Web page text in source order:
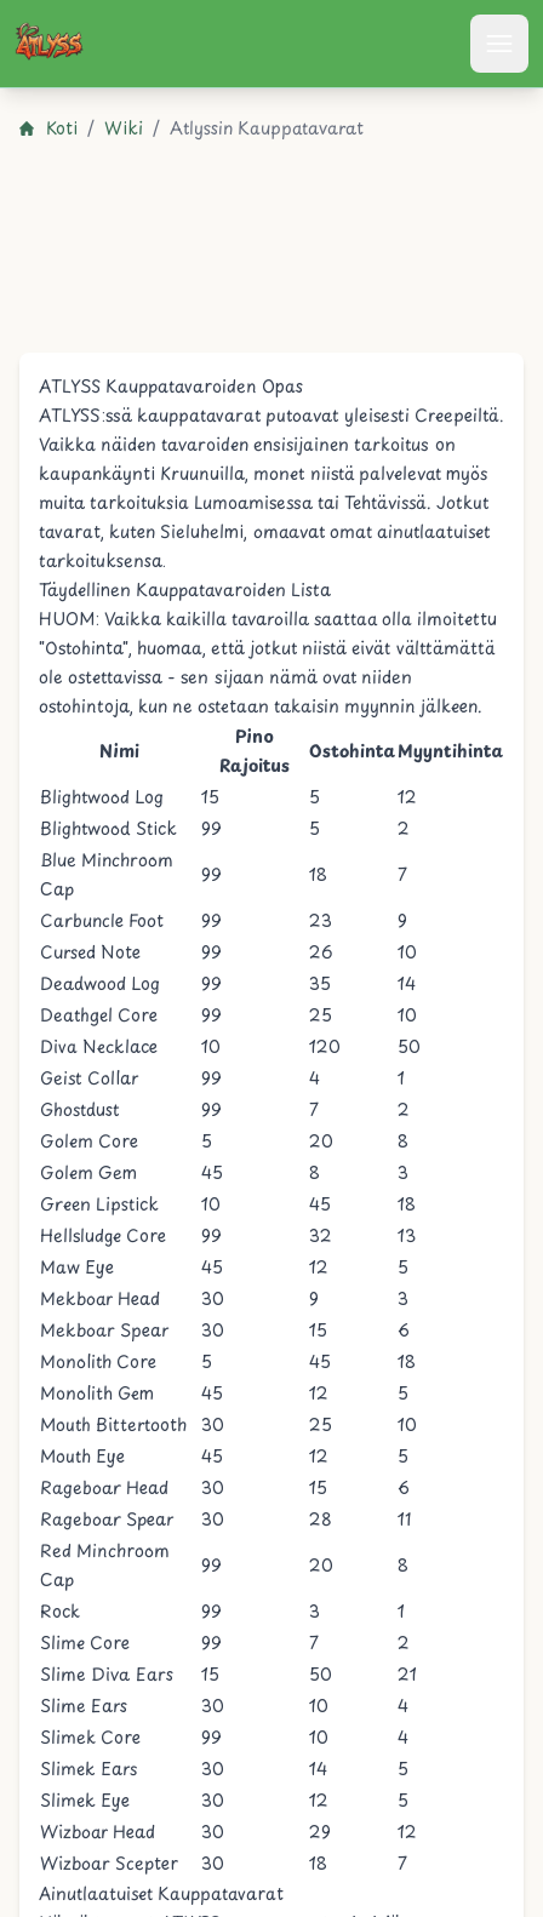
Atlyss
Koti / Wiki / Atlyssin Kauppatavarat
ATLYSS Kauppatavaroiden Opas
ATLYSS:ssä kauppatavarat putoavat yleisesti Creepeiltä.
Vaikka näiden tavaroiden ensisijainen tarkoitus on
kaupankäynti Kruunuilla, monet niistä palvelevat myös
muita tarkoituksia Lumoamisessatai Tehtävissä. Jotkut
tavarat, kuten Sieluhelmi, omaavat omat ainutlaatuiset
tarkoituksensa.
Täydellinen Kauppatavaroiden Lista
HUOM: Vaikka kaikilla tavaroilla saattaa olla ilmoitettu
"Ostohinta", huomaa, että jotkut niistä eivät välttämättä
ole ostettavissa - sen sijaan nämä ovat niiden
ostohintoja, kun ne ostetaan takaisin myynnin jälkeen.
Nimi
Pino
Rajoitus
OstohintaMyyntihinta
Blightwood Log
15 5
12
Blightwood Stick
99 5
2
Blue Minchroom
Cap
99 18
7
Carbuncle Foot
99 23
9
Cursed Note
99 26
10
Deadwood Log
99 35
14
Deathgel Core
99 25
10
Diva Necklace
10 120
50
Geist Collar
99 4
1
Ghostdust
99 7
2
Golem Core
5 20
8
Golem Gem
45 8
3
Green Lipstick
10 45
18
Hellsludge Core
99 32
13
Maw Eye
45 12
5
Mekboar Head
30 9
3
Mekboar Spear
30 15
6
Monolith Core
5 45
18
Monolith Gem
45 12
5
Mouth Bittertooth
30 25
10
Mouth Eye
45 12
5
Rageboar Head
30 15
6
Rageboar Spear
30 28
11
Red Minchroom
Cap
99 20
8
Rock
99 3
1
Slime Core
99 7
2
Slime Diva Ears
15 50
21
Slime Ears
30 10
4
Slimek Core
99 10
4
Slimek Ears
30 14
5
Slimek Eye
30 12
5
Wizboar Head
30 29
12
Wizboar Scepter
30 18
7
Ainutlaatuiset Kauppatavarat